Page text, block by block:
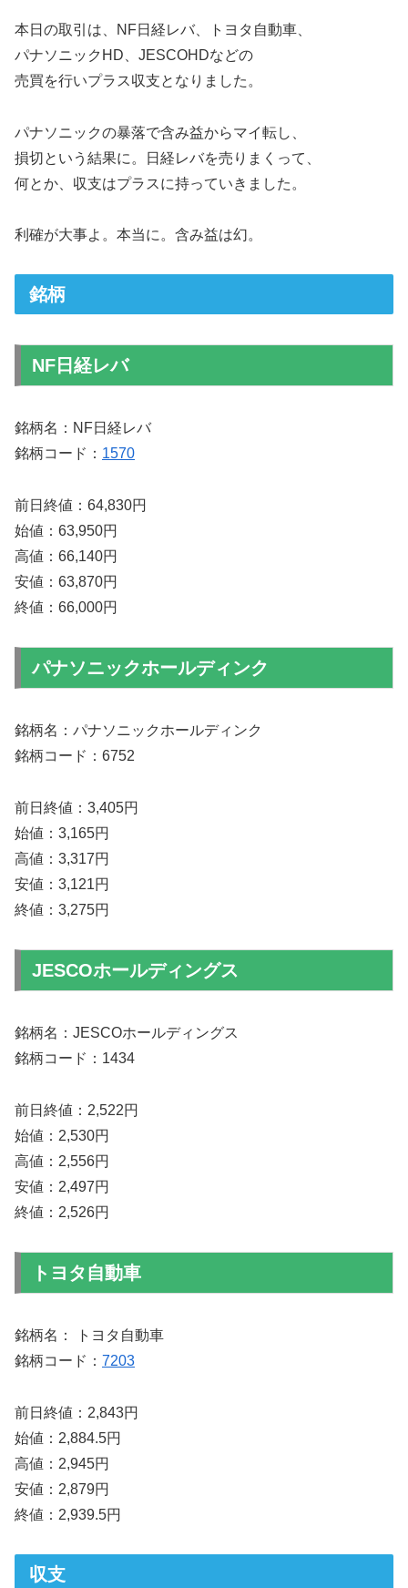
本日の取引は、NF日経レバ、トヨタ自動車、
パナソニックHD、JESCOHDなどの
売買を行いプラス収支となりました。
パナソニックの暴落で含み益からマイ転し、
損切という結果に。日経レバを売りまくって、
何とか、収支はプラスに持っていきました。
利確が大事よ。本当に。含み益は幻。
銘柄
NF日経レバ
銘柄名：NF日経レバ
銘柄コード： 1570
前日終値：64,830円
始値：63,950円
高値：66,140円
安値：63,870円
終値：66,000円
パナソニックホールディンク
銘柄名：パナソニックホールディンク
銘柄コード：6752
前日終値：3,405円
始値：3,165円
高値：3,317円
安値：3,121円
終値：3,275円
JESCOホールディングス
銘柄名：JESCOホールディングス
銘柄コード：1434
前日終値：2,522円
始値：2,530円
高値：2,556円
安値：2,497円
終値：2,526円
トヨタ自動車
銘柄名： トヨタ自動車
銘柄コード： 7203
前日終値：2,843円
始値：2,884.5円
高値：2,945円
安値：2,879円
終値：2,939.5円
収支